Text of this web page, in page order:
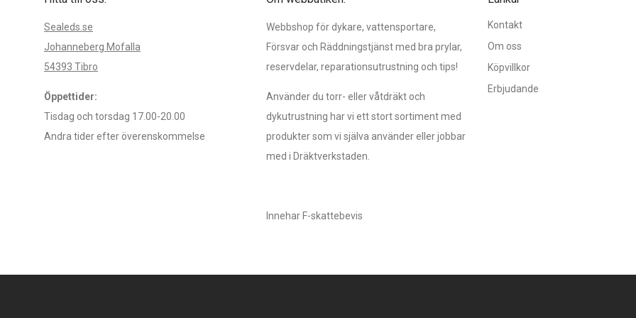
Sealeds.se
Johanneberg Mofalla
54393 Tibro
Öppettider:
Tisdag och torsdag 17.00-20.00
Andra tider efter överenskommelse
Webbshop för dykare, vattensportare,
Försvar och Räddningstjänst med bra prylar,
reservdelar, reparationsutrustning och tips!
Använder du torr- eller våtdräkt och
dykutrustning har vi ett stort sortiment med
produkter som vi själva använder eller jobbar
med i Dräktverkstaden.
Innehar F-skattebevis
Kontakt
Om oss
Köpvillkor
Erbjudande